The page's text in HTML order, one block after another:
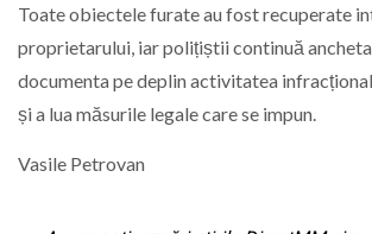
Toate obiectele furate au fost recuperate
proprietarului, iar polițiștii continuă
documenta pe deplin activitatea
și a lua măsurile legale care se impun.
Vasile Petrovan